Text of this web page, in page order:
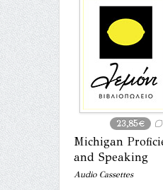
23,85€
Michigan
and Speaking
Audio Cassettes